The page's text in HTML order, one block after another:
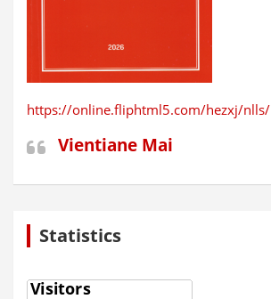
https://online.fliphtml5.com/hezxj/nlls/
Vientiane Mai
Statistics